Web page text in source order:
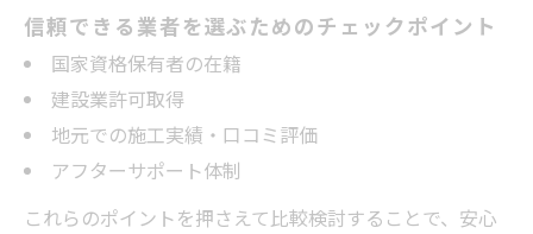
信頼できる業者を選ぶためのチェックポイント
国家資格保有者の在籍
建設業許可取得
地元での施工実績・口コミ評価
アフターサポート体制
これらのポイントを押さえて比較検討することで、安心